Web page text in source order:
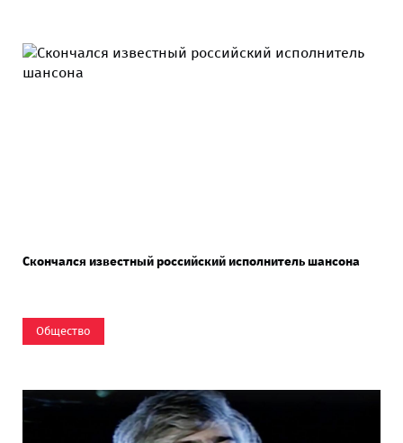
Скончался известный российский исполнитель шансона
Общество